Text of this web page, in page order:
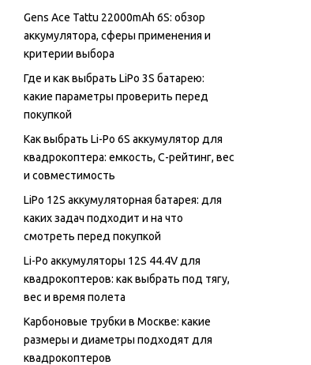
Gens Ace Tattu 22000mAh 6S: обзор
аккумулятора, сферы применения и
критерии выбора
Где и как выбрать LiPo 3S батарею:
какие параметры проверить перед
покупкой
Как выбрать Li-Po 6S аккумулятор для
квадрокоптера: емкость, C-рейтинг, вес
и совместимость
LiPo 12S аккумуляторная батарея: для
каких задач подходит и на что
смотреть перед покупкой
Li-Po аккумуляторы 12S 44.4V для
квадрокоптеров: как выбрать под тягу,
вес и время полета
Карбоновые трубки в Москве: какие
размеры и диаметры подходят для
квадрокоптеров